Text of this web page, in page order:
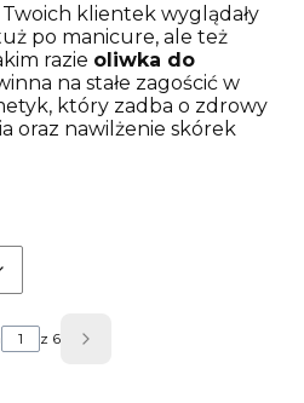
klientek wyglądały
po manicure, ale też
razie oliwka do
na stałe zagościć w
który zadba o zdrowy
oraz nawilżenie skórek
z 6 Następne produkty